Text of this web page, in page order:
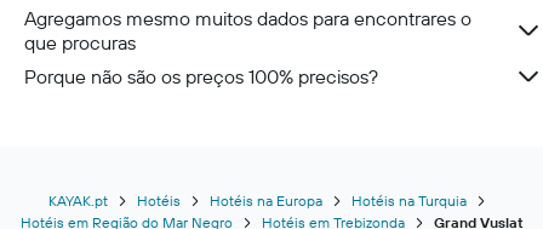
Agregamos mesmo muitos dados para encontrares o
que procuras
Porque não são os preços 100% precisos?
KAYAK.pt Hotéis Hotéis na Europa
Hotéis na Turquia
Hotéis em Região do Mar Negro
Hotéis em Trebizonda Grand Vuslat